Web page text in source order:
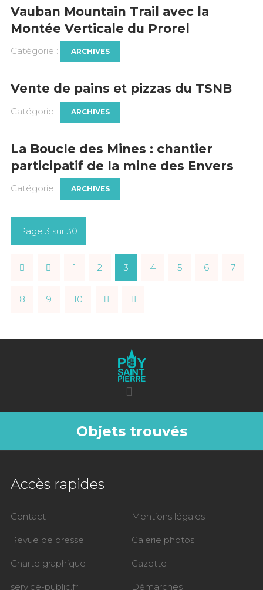
Vauban Mountain Trail avec la
Montée Verticale du Prorel
Catégorie : ARCHIVES
Vente de pains et pizzas du TSNB
Catégorie : ARCHIVES
La Boucle des Mines : chantier
participatif de la mine des Envers
Catégorie : ARCHIVES
Page 3 sur 30
1 2 3 4 5 6 7
8 9 10
Objets trouvés
Accès rapides
Contact Mentions légales
Revue de presse Galerie photos
Charte graphique Gazette
service-public.fr Démarches